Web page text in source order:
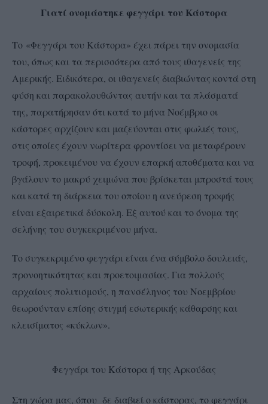
Γιατί ονομάστηκε φεγγάρι του Κάστορα
Το «Φεγγάρι του Κάστορα» έχει πάρει την ονομασία
του, όπως και τα περισσότερα από τους ιθαγενείς της
Αμερικής. Ειδικότερα, οι ιθαγενείς διαβιώντας κοντά στη
φύση και παρακολουθώντας αυτήν και τα πλάσματά
της, παρατήρησαν ότι κατά το μήνα Νοέμβριο οι
κάστορες αρχίζουν και μαζεύονται στις φωλιές τους,
στις οποίες έχουν νωρίτερα φροντίσει να μεταφέρουν
τροφή, προκειμένου να έχουν επαρκή αποθέματα και να
βγάλουν το μακρύ χειμώνα που βρίσκεται μπροστά τους
και κατά τη διάρκεια του οποίου η ανεύρεση τροφής
είναι εξαιρετικά δύσκολη. Εξ αυτού και το όνομα της
σελήνης του συγκεκριμένου μήνα.
Το συγκεκριμένο φεγγάρι είναι ένα σύμβολο δουλειάς,
προνοητικότητας και προετοιμασίας. Για πολλούς
αρχαίους πολιτισμούς, η πανσέληνος του Νοεμβρίου
θεωρούνταν επίσης στιγμή εσωτερικής κάθαρσης και
κλεισίματος «κύκλων».
Φεγγάρι του Κάστορα ή της Αρκούδας
Στη χώρα μας, όπου δε διαβιεί ο κάστορας, το φεγγάρι